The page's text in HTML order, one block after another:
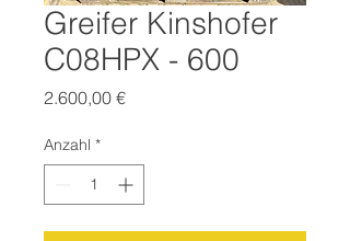
Greifer Kinshofer
C08HPX - 600
2.600,00 €Preis
Anzahl *